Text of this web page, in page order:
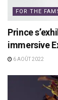
FOR THE
Prince
immersive
6 AOÛT 2022